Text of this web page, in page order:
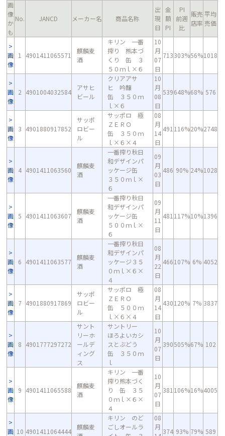
画
像
か
も
No. JANCD メーカー名 商品名称
出
現
日
金
額
PI
PI
前週
比
販売
店率
平均
売価
画
像
1 4901411065571
麒麟麦
酒
キリン 一番
搾り 熊本づ
くり 缶 ３
５０ｍｌ×６
10
月
07
日
713303%56%1018
画
像
2 4901004032584
アサヒ
ビール
クリアアサ
ヒ 吟醸
缶 ３５０ｍ
ｌ×６
10
月
08
日
539648%68% 576
画
像
3 4901880917852
サッポ
ロビー
ル
サッポロ 極
ＺＥＲＯ
缶 ３５０ｍ
ｌ×６×４
08
月
14
日
491 116%20%2748
画
像
4 4901411063560
麒麟麦
酒
一番搾り秋日
和デザインパ
ッケージ缶
３５０ｍｌ×
６
09
月
03
日
486 90% 24%1028
画
像
5 4901411063607
麒麟麦
酒
一番搾り秋日
和デザインパ
ッケージ缶
５００ｍｌ×
６
09
月
11
日
481 117%10%1396
画
像
6 4901411063577
麒麟麦
酒
一番搾り秋日
和デザインパ
ッケージ３５
０ｍｌ×６×
４
08
月
22
日
466107% 6% 4052
画
像
7 4901880917869
サッポ
ロビー
ル
サッポロ 極
ＺＥＲＯ
缶 ５００ｍ
ｌ×６×４
08
月
14
日
430120% 7% 3837
画
像
8 4901777297272
サント
リーホ
ールデ
ィング
ス
サントリー
ほろよいカシ
スとぶどう
缶 ３５０ｍ
ｌ
10
月
07
日
390505%67% 102
画
像
9 4901411065588
麒麟麦
酒
キリン 一番
搾り熊本づく
り 缶 ３５
０ｍｌ×６×
４
10
月
07
日
381 106%16%4005
画 10 4901411064444
麒麟麦
キリン のど
ごしオールラ
08
月
374 93% 79% 589